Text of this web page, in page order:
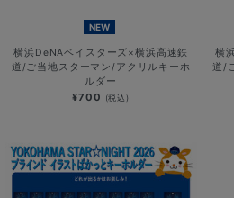
NEW
横浜DeNAベイスターズ×横浜高速鉄
道/ご当地スターマン/アクリルキーホ
ルダー
¥700 (税込)
横
道/